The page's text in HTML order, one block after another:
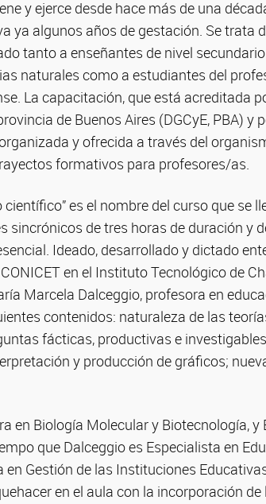
y ejerce desde hace más de una
ya algunos años de gestación. Se trata
tanto a enseñantes de nivel
naturales como a estudiantes del
La capacitación, que está acreditada
de Buenos Aires (DGCyE, PBA) y
y ofrecida a través del
formativos para profesores/as.
es el nombre del curso que se
sincrónicos de tres horas de duración y
Ideado, desarrollado y dictado
en el Instituto Tecnológico de
Marcela Dalceggio, profesora en
contenidos: naturaleza de las
fácticas, productivas e
y producción de gráficos;
en Biología Molecular y Biotecnología, y
que Dalceggio es Especialista en
Gestión de las Instituciones
en el aula con la incorporación